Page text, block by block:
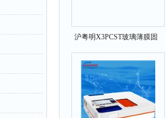
沪粤明X3PCST玻璃薄膜固
体测试仪325-1100nm